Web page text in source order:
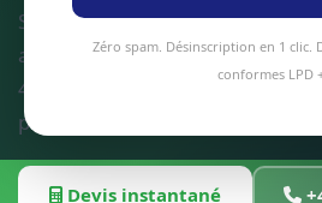
Service nettoyage de veranda
alentours. Devis gratuit sous
48h en moyenne. Équipe
professionnel, tarifs
Devis instantané
Zéro spam. Désinscription en 1 clic.
conformes LPD